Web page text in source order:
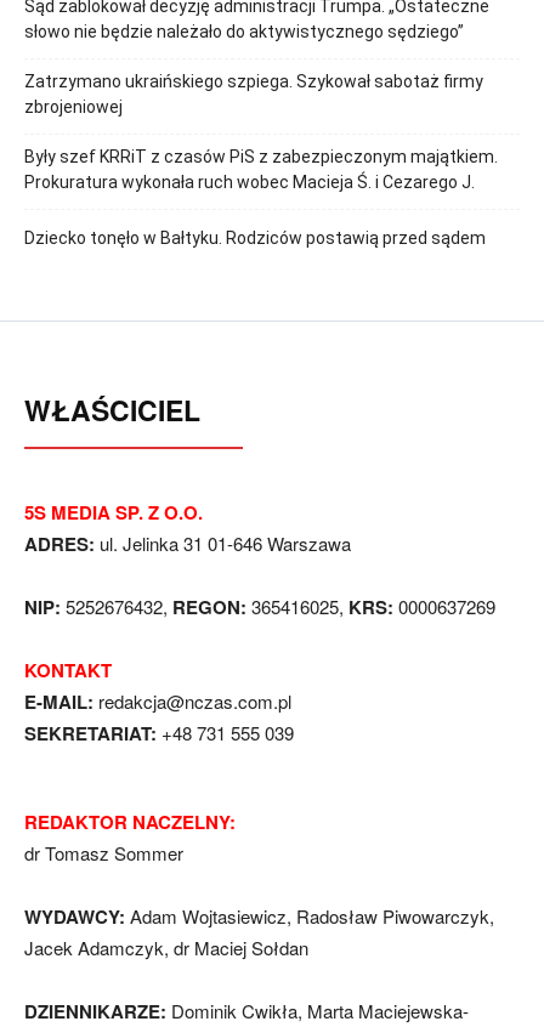
Sąd zablokował decyzję administracji Trumpa. „Ostateczne
słowo nie będzie należało do aktywistycznego sędziego”
Zatrzymano ukraińskiego szpiega. Szykował sabotaż firmy
zbrojeniowej
Były szef KRRiT z czasów PiS z zabezpieczonym majątkiem.
Prokuratura wykonała ruch wobec Macieja Ś. i Cezarego J.
Dziecko tonęło w Bałtyku. Rodziców postawią przed sądem
WŁAŚCICIEL
5S MEDIA SP. Z O.O.
ADRES: ul. Jelinka 31 01-646 Warszawa
NIP: 5252676432, REGON: 365416025, KRS: 0000637269
KONTAKT
E-MAIL: redakcja@nczas.com.pl
SEKRETARIAT: +48 731 555 039
REDAKTOR NACZELNY:
dr Tomasz Sommer
WYDAWCY: Adam Wojtasiewicz, Radosław Piwowarczyk,
Jacek Adamczyk, dr Maciej Sołdan
DZIENNIKARZE: Dominik Cwikła, Marta Maciejewska-